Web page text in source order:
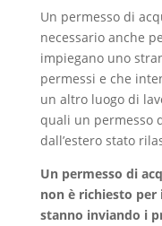
Un permesso di
necessario anche
impiegano uno
permessi e che
un altro luogo di
quali un permesso
dall’estero stato
Un permesso di
non è richiesto
stanno inviando i